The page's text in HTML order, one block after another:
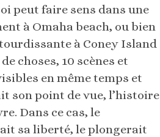
peut faire sens dans une
à Omaha beach, ou bien
à Coney Island
choses, 10 scènes et
en même temps et
son point de vue, l’histoire
Dans ce cas, le
sa liberté, le plongerait